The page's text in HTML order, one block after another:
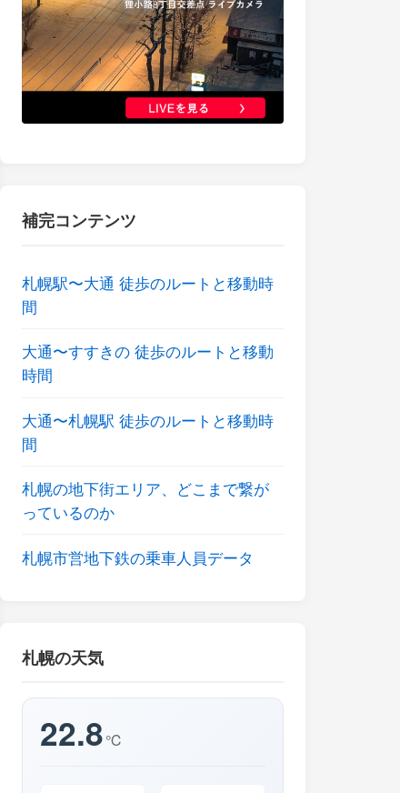
補完コンテンツ
札幌駅〜大通 徒歩のルートと移動時
間
大通〜すすきの 徒歩のルートと移動
時間
大通〜札幌駅 徒歩のルートと移動時
間
札幌の地下街エリア、どこまで繋が
っているのか
札幌市営地下鉄の乗車人員データ
札幌の天気
22.8℃